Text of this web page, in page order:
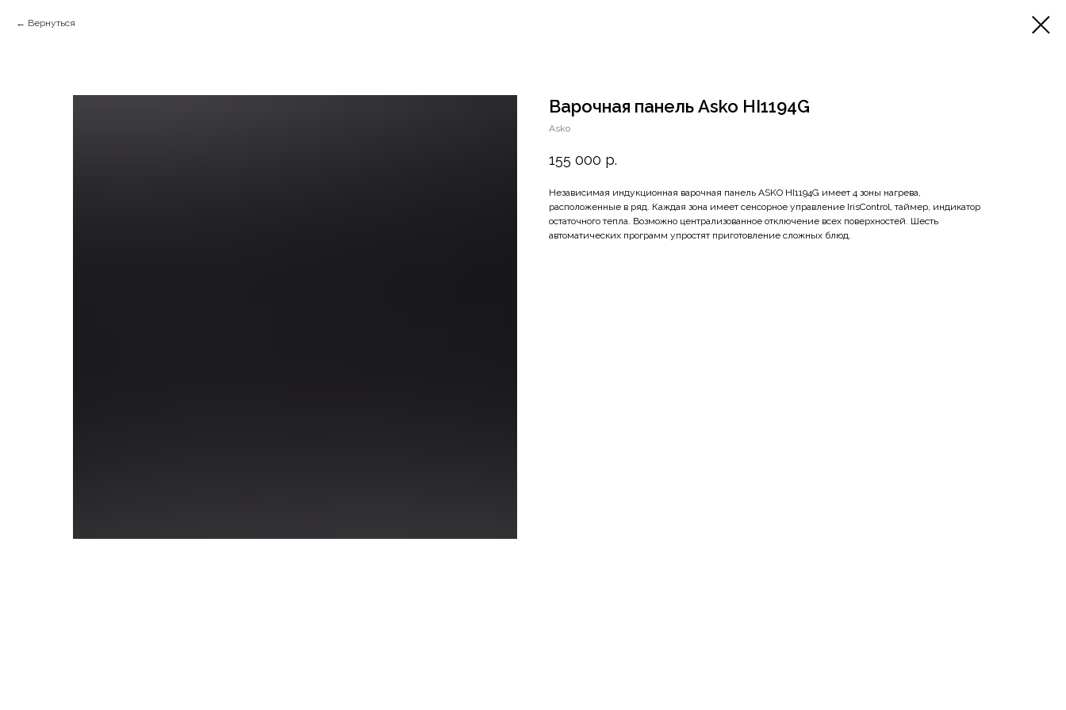
Вернуться
Варочная панель Asko HI1194G
Asko
155 000 р.
Независимая индукционная варочная панель ASKO HI1194G имеет 4 зоны нагрева,
расположенные в ряд. Каждая зона имеет сенсорное управление IrisControl, таймер, индикатор
остаточного тепла. Возможно централизованное отключение всех поверхностей. Шесть
автоматических программ упростят приготовление сложных блюд.